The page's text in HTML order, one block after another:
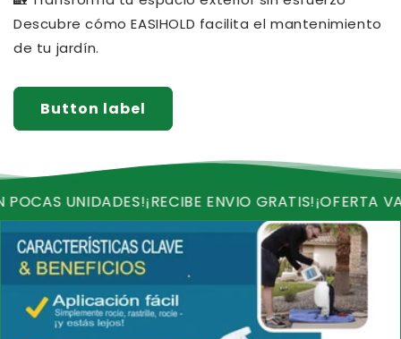
Descubre cómo EASIHOLD facilita el mantenimiento
de tu jardín.
Button label
¡RECIBE ENVIO GRATIS!¡OFERTA VALIDA HASTA